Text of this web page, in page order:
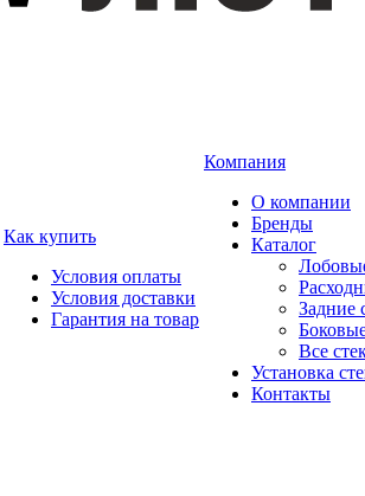
Как купить
Условия оплаты
Условия доставки
Гарантия на товар
Компания
О компании
Бренды
Каталог
Задние
Все
Установка
Контакты